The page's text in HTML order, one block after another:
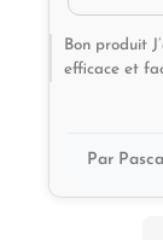
Bon produit
efficace et
Par